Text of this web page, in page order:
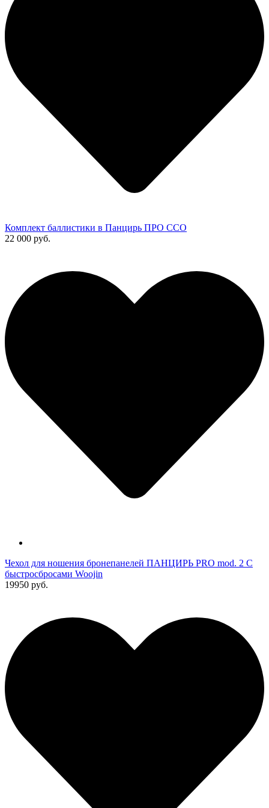
Комплект баллистики в Панцирь ПРО ССО
22 000 руб.
Чехол для ношения бронепанелей ПАНЦИРЬ PRO mod. 2 С
быстросбросами Woojin
19950 руб.